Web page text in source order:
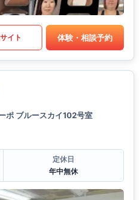
イト 体験・相談予約
ポ ブルースカイ102号室
定休日
年中無休